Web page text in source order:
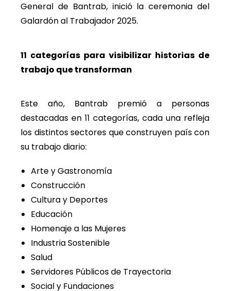
General de Bantrab, inició la ceremonia del
Galardón al Trabajador 2025.
11 categorías para visibilizar historias de
trabajo que transforman
Este año, Bantrab premió a personas
destacadas en 11 categorías, cada una refleja
los distintos sectores que construyen país con
su trabajo diario:
Arte y Gastronomía
Construcción
Cultura y Deportes
Educación
Homenaje a las Mujeres
Industria Sostenible
Salud
Servidores Públicos de Trayectoria
Social y Fundaciones